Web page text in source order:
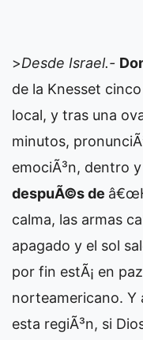
>Desde Israel.-
de la Knesset
local, y tras una
minutos,
emociÃ³n, dentro
despuÃ©s de
calma, las armas
apagado y el sol
por fin estÃ¡ en
norteamericano.
esta regiÃ³n, si